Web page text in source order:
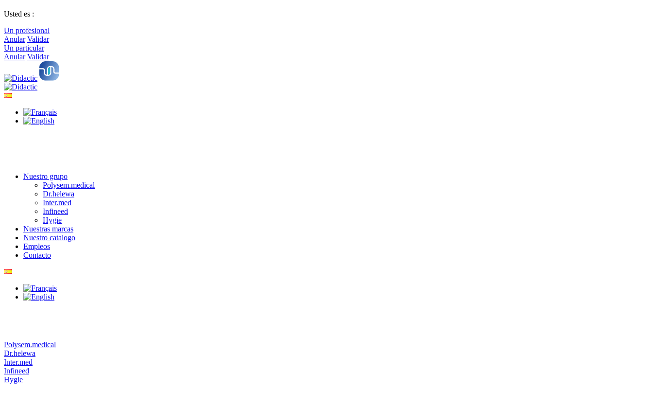
Usted es :
Un profesional
Anular Validar
Un particular
Anular Validar
Nuestro grupo
Polysem.medical
Dr.helewa
Inter.med
Infineed
Hygie
Nuestras marcas
Nuestro catalogo
Empleos
Contacto
Polysem.medical
Dr.helewa
Inter.med
Infineed
Hygie